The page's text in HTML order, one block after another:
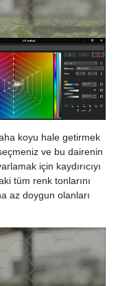
koyu hale getirmek
ve bu dairenin
için kaydırıcıyı
tüm renk tonlarını
az doygun olanları